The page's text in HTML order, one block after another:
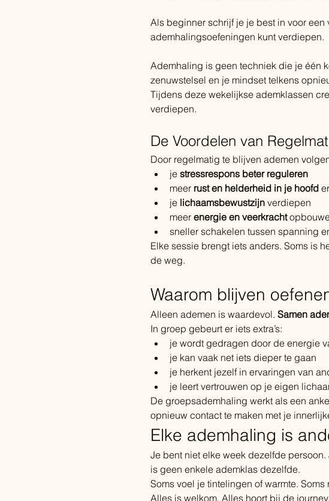
Als beginner schrijf je je best in voor
ademhalingsoefeningen kunt verdiepen.
Ademhaling is geen techniek die je één
zenuwstelsel en je mindset telkens
Tijdens deze wekelijkse ademklassen
verdiepen.
De Voordelen van
Door regelmatig te blijven ademen
je stressrespons beter reguleren
meer rust en helderheid in je hoofd
je lichaamsbewustzijn verdiepen
meer energie en veerkracht
sneller schakelen tussen spanning
Elke sessie brengt iets anders. Soms is
de weg.
Waarom blijven
Alleen ademen is waardevol. Samen
In groep gebeurt er iets extra’s:
je wordt gedragen door de energie
je kan vaak net iets dieper te gaan
je herkent jezelf in ervaringen van
je leert vertrouwen op je eigen
De groepsademhaling werkt als een
opnieuw contact te maken met je
Elke ademhaling is
Je bent niet elke week dezelfde
is geen enkele ademklas dezelfde.
Soms voel je tintelingen of warmte.
Alles is welkom. Alles hoort bij de journey.